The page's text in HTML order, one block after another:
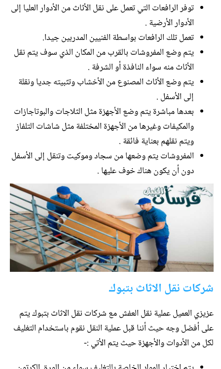
توفر الرافعات التي تعمل على نقل الأثاث من الأدوار العليا إلى
الأدوار الأرضية .
تعمل تلك الرافعات بواسطة الفنيين المدربين جيدا.
يتم وضع المفروشات بالقرب من المكان الذي سوف يتم نقل
الأثاث منه سواء النافذة أو الشرفة .
يتم وضع الأثاث المصنوع من الأخشاب وتثبيته جديا ونقلة
إلى الأسفل .
بعدها مباشرة يتم وضع الأجهزة مثل الثلاجات والبوتاجازات
والمكيفات وغيرها من الأجهزة المختلفة مثل شاشات التلفاز
ويتم نقلهم بعناية فائقة .
المفروشات يتم وضعها من سجاد وموكيت وتنقل إلى الأسفل
دون أن يكون هناك خوف عليها .
شركات نقل الاثاث بتبوك
عزيزي العميل عملية نقل العفش مع شركات نقل الاثاث بتبوك يتم
على أفضل وجه حيث أننا قبل عملية النقل نقوم باستخدام التغليف
لكل من الأدوات والأجهزة حيث يتم الأتي :-